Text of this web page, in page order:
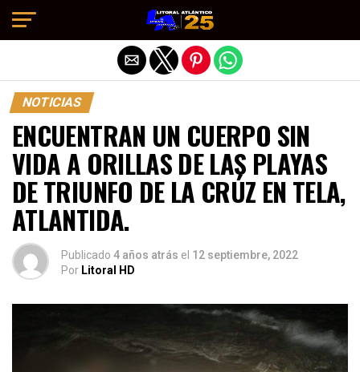
NOTICIAS
ENCUENTRAN UN CUERPO SIN
VIDA A ORILLAS DE LAS PLAYAS
DE TRIUNFO DE LA CRÚZ EN TELA,
ATLANTIDA.
Publicado 4 años atrás el 12 septiembre, 2022
Por Litoral HD
Salir de la versión móvil